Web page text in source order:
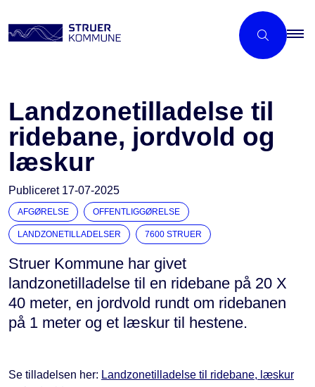
Landzonetilladelse til
ridebane, jordvold og
læskur
Publiceret 17-07-2025
AFGØRELSE OFFENTLIGGØRELSE
LANDZONETILLADELSER 7600 STRUER
Struer Kommune har givet
landzonetilladelse til en ridebane på 20 X
40 meter, en jordvold rundt om ridebanen
på 1 meter og et læskur til hestene.
Se tilladelsen her: Landzonetilladelse til ridebane, læskur